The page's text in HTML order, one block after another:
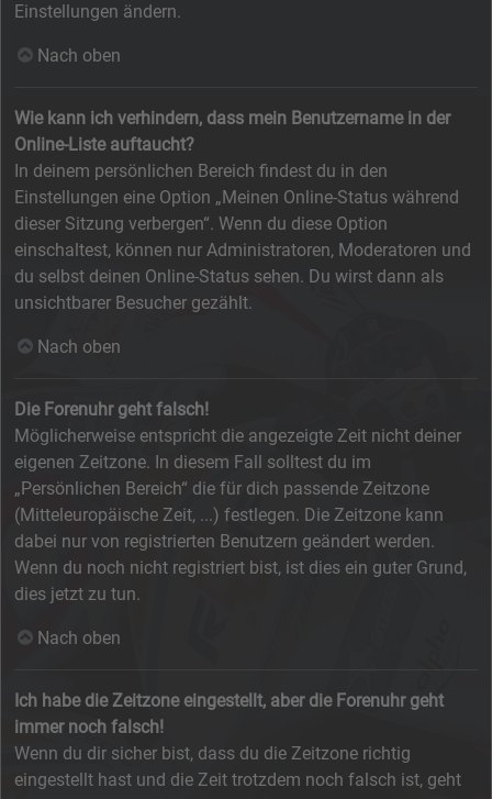
Einstellungen ändern.
Nach oben
Wie kann ich verhindern, dass mein Benutzername in der
Online-Liste auftaucht?
In deinem persönlichen Bereich findest du in den
Einstellungen eine Option „Meinen Online-Status während
dieser Sitzung verbergen“. Wenn du diese Option
einschaltest, können nur Administratoren, Moderatoren und
du selbst deinen Online-Status sehen. Du wirst dann als
unsichtbarer Besucher gezählt.
Nach oben
Die Forenuhr geht falsch!
Möglicherweise entspricht die angezeigte Zeit nicht deiner
eigenen Zeitzone. In diesem Fall solltest du im
„Persönlichen Bereich“ die für dich passende Zeitzone
(Mitteleuropäische Zeit, ...) festlegen. Die Zeitzone kann
dabei nur von registrierten Benutzern geändert werden.
Wenn du noch nicht registriert bist, ist dies ein guter Grund,
dies jetzt zu tun.
Nach oben
Ich habe die Zeitzone eingestellt, aber die Forenuhr geht
immer noch falsch!
Wenn du dir sicher bist, dass du die Zeitzone richtig
eingestellt hast und die Zeit trotzdem noch falsch ist, geht